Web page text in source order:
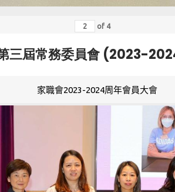
of 4
三屆常務委員會 (2023-
家職會2023-2024周年會員大會